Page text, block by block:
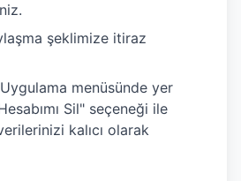
şeklimize itiraz
Uygulama menüsünde yer
Sil" seçeneği ile
kalıcı olarak